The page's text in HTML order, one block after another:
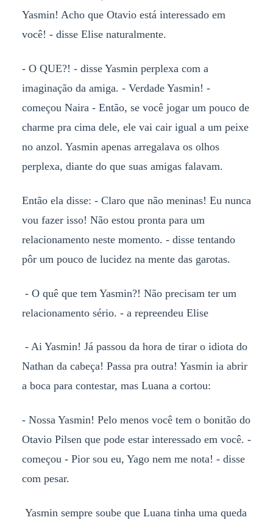
Yasmin! Acho que Otavio está interessado em
você! - disse Elise naturalmente.
- O QUE?! - disse Yasmin perplexa com a
imaginação da amiga. - Verdade Yasmin! -
começou Naira - Então, se você jogar um pouco de
charme pra cima dele, ele vai cair igual a um peixe
no anzol. Yasmin apenas arregalava os olhos
perplexa, diante do que suas amigas falavam.
Então ela disse: - Claro que não meninas! Eu nunca
vou fazer isso! Não estou pronta para um
relacionamento neste momento. - disse tentando
pôr um pouco de lucidez na mente das garotas.
- O quê que tem Yasmin?! Não precisam ter um
relacionamento sério. - a repreendeu Elise
- Ai Yasmin! Já passou da hora de tirar o idiota do
Nathan da cabeça! Passa pra outra! Yasmin ia abrir
a boca para contestar, mas Luana a cortou:
- Nossa Yasmin! Pelo menos você tem o bonitão do
Otavio Pilsen que pode estar interessado em você. -
começou - Pior sou eu, Yago nem me nota! - disse
com pesar.
Yasmin sempre soube que Luana tinha uma queda